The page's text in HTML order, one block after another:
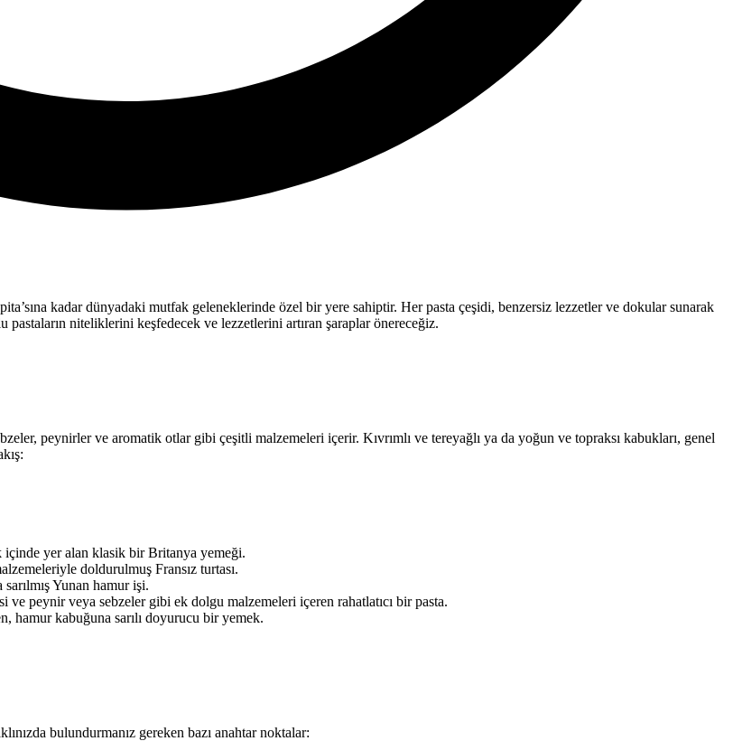
kadar dünyadaki mutfak geleneklerinde özel bir yere sahiptir. Her pasta çeşidi, benzersiz lezzetler ve dokular sunarak
niteliklerini keşfedecek ve lezzetlerini artıran şaraplar önereceğiz.
peynirler ve aromatik otlar gibi çeşitli malzemeleri içerir. Kıvrımlı ve tereyağlı ya da yoğun ve topraksı kabukları, genel
içinde yer alan klasik bir Britanya yemeği.
doldurulmuş Fransız turtası.
Yunan hamur işi.
ve peynir veya sebzeler gibi ek dolgu malzemeleri içeren rahatlatıcı bir pasta.
hamur kabuğuna sarılı doyurucu bir yemek.
bulundurmanız gereken bazı anahtar noktalar: